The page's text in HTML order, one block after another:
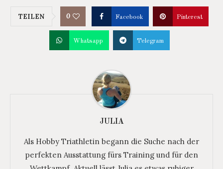
TEILEN 0 Facebook Pinterest
Whatsapp Telegram
JULIA
Als Hobby Triathletin begann die Suche nach der
perfekten Ausstattung fürs Training und für den